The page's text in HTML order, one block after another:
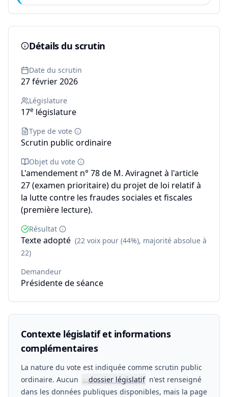
Détails du scrutin
Date du scrutin
27 février 2026
Législature
17e législature
Type de vote
Scrutin public ordinaire
Objet du vote
L'amendement n° 78 de M. Aviragnet à l'article
27 (examen prioritaire) du projet de loi relatif à
la lutte contre les fraudes sociales et fiscales
(première lecture).
Résultat
Texte adopté (22 voix pour (44%), majorité absolue à
22)
Demandeur
Présidente de séance
Contexte législatif et informations
complémentaires
La nature du vote est indiquée comme scrutin public
ordinaire. Aucun
📖dossier législatif n'est renseigné
dans les données publiques disponibles, mais la page